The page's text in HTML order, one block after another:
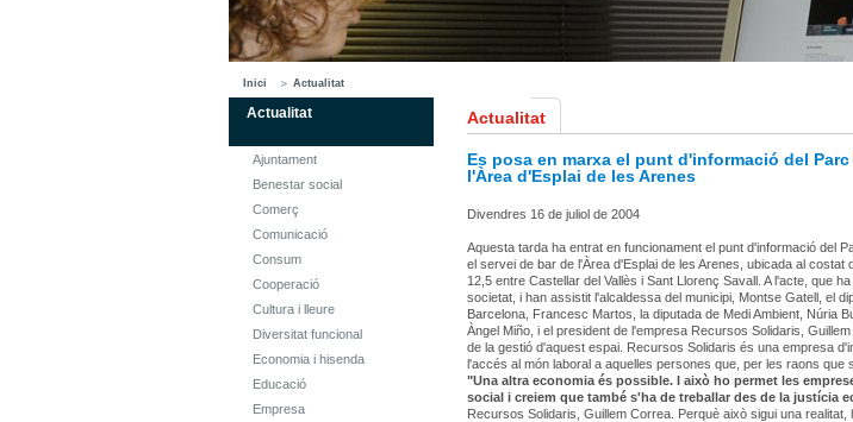
Inici Actualitat
Actualitat
Ajuntament
Benestar social
Comerç
Comunicació
Consum
Cooperació
Cultura i lleure
Diversitat funcional
Economia i hisenda
Educació
Empresa
Actualitat
Es posa en marxa el punt d'informació del
l'Àrea d'Esplai de les Arenes
Divendres 16 de juliol de 2004
Aquesta tarda ha entrat en funcionament el punt d'informació del
el servei de bar de l'Àrea d'Esplai de les Arenes, ubicada al costat
12,5 entre Castellar del Vallès i Sant Llorenç Savall. A l'acte, que
societat, i han assistit l'alcaldessa del municipi, Montse Gatell, el
Barcelona, Francesc Martos, la diputada de Medi Ambient, Núria
Àngel Miño, i el president de l'empresa Recursos Solidaris,
de la gestió d'aquest espai. Recursos Solidaris és una empresa
l'accés al món laboral a aquelles persones que, per les raons que
"Una altra economia és possible. I això ho permet les
social i creiem que també s'ha de treballar des de la justícia
Recursos Solidaris, Guillem Correa. Perquè això sigui una realitat,